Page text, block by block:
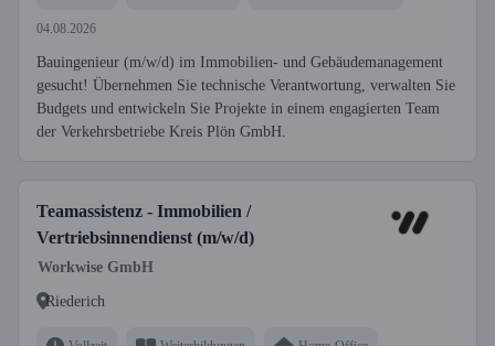
04.08.2026
Bauingenieur (m/w/d) im Immobilien- und Gebäudemanagement
gesucht! Übernehmen Sie technische Verantwortung, verwalten Sie
Budgets und entwickeln Sie Projekte in einem engagierten Team
der Verkehrsbetriebe Kreis Plön GmbH.
Teamassistenz - Immobilien /
Vertriebsinnendienst (m/w/d)
Workwise GmbH
Riederich